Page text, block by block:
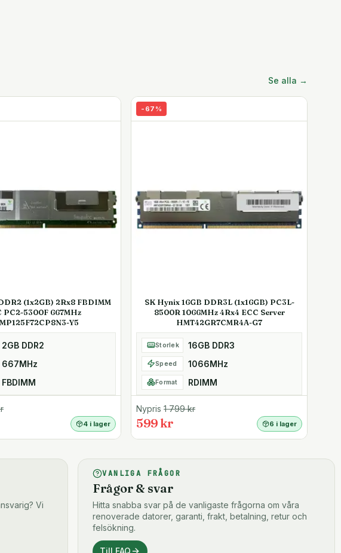
Se alla →
(1x2GB) 2Rx8 FBDIMM
PC2-5300F 667MHz
Y5
2GB DDR2
667MHz
FBDIMM
4 i lager
- 67 %
SK Hynix 16GB DDR3L (1x16GB) PC3L-
8500R 1066MHz 4Rx4 ECC Server
HMT42GR7CMR4A-G7
Storlek 16GB DDR3
Speed 1066MHz
Format RDIMM
Nypris 1 799kr
599 kr 6 i lager
Vi
VANLIGA FRÅGOR
Frågor & svar
Hitta snabba svar på de vanligaste frågorna om våra
renoverade datorer, garanti, frakt, betalning, retur och
felsökning.
Till FAQ